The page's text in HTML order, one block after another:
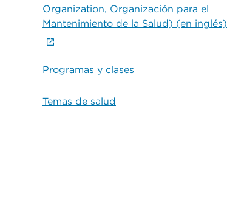
Organization, Organización para el
Mantenimiento de la Salud) (en inglés)
Programas y clases
Temas de salud